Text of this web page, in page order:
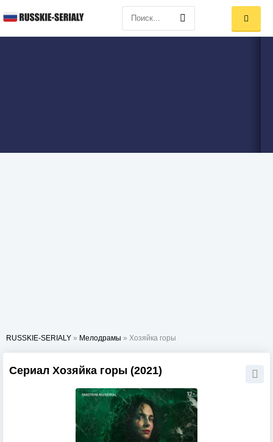
RUSSKIE-SERIALY » Мелодрамы » Хозяйка горы
Сериал Хозяйка горы (2021)